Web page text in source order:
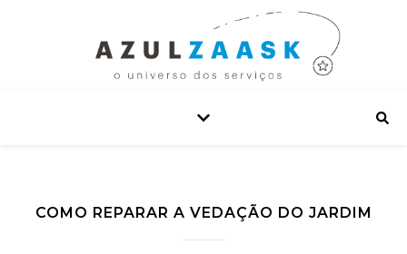
COMO REPARAR A VEDAÇÃO DO JARDIM